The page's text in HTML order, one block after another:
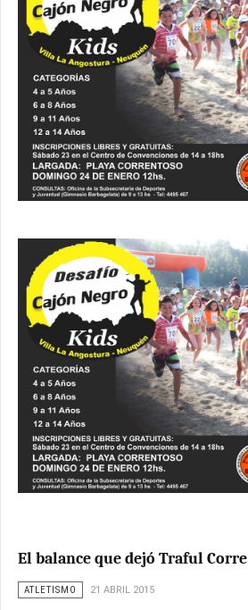
El balance que dejó Traful Corre
ATLETISMO 21 ABRIL 2015